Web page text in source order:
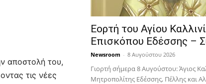
αποστολή του,
τις νέες
Εορτή του Αγίου
Επισκόπου Εδέσσης –
Newsroom - 8 Αυγούστου 2026
Γιορτή σήμερα 8 Αυγούστου: Άγιος
Μητροπολίτης Εδέσσης, Πέλλης και